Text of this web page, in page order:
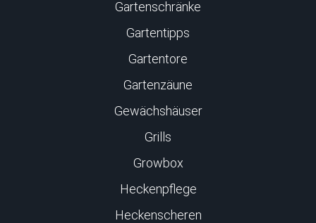
Gartenschränke
Gartentipps
Gartentore
Gartenzäune
Gewächshäuser
Grills
Growbox
Heckenpflege
Heckenscheren